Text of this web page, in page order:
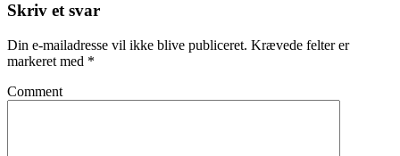
Skriv et svar
Din e-mailadresse vil ikke blive publiceret. Krævede felter er
markeret med *
Comment